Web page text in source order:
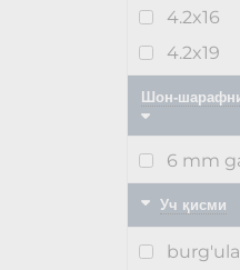
4.2x16
4.2x19
Шон-
6 mm
Уч қисми